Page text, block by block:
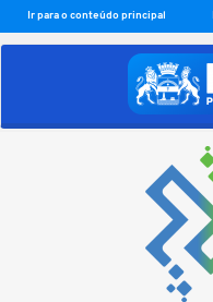
Ir para o conteúdo principal